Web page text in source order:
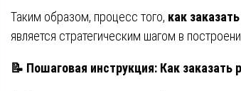
Таким образом, процесс того, как
является стратегическим шагом в
📝 Пошаговая инструкция: Как заказать